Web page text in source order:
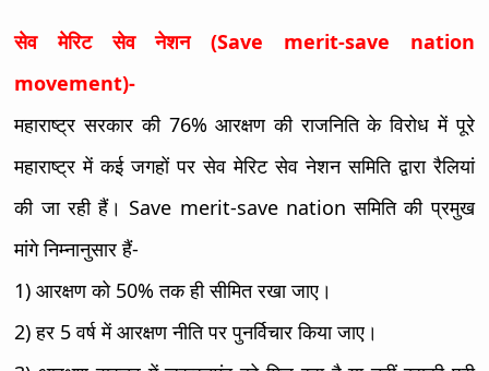
सेव मेरिट सेव नेशन (Save merit-save nation
movement)-
महाराष्ट्र सरकार की 76% आरक्षण की राजनिति के विरोध में पूरे
महाराष्ट्र में कई जगहों पर सेव मेरिट सेव नेशन समिति द्वारा रैलियां
की जा रही हैं। Save merit-save nation समिति की प्रमुख
मांगे निम्नानुसार हैं-
1) आरक्षण को 50% तक ही सीमित रखा जाए।
2) हर 5 वर्ष में आरक्षण नीति पर पुनर्विचार किया जाए।